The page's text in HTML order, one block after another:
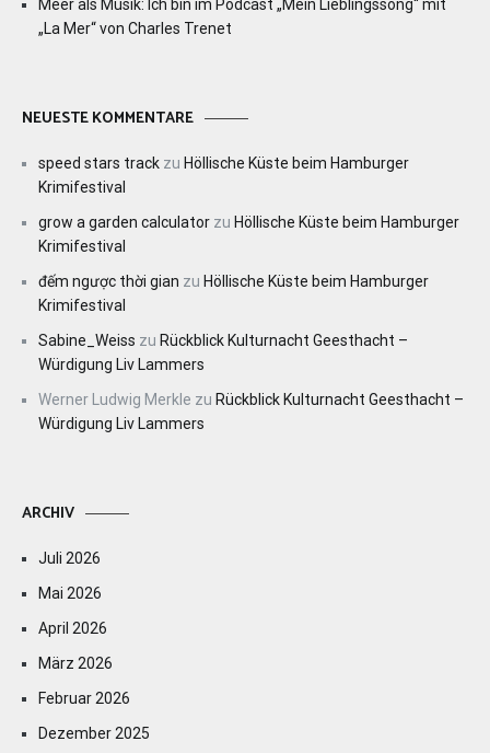
Meer als Musik: Ich bin im Podcast „Mein Lieblingssong“ mit
„La Mer“ von Charles Trenet
NEUESTE KOMMENTARE
speed stars track zu Höllische Küste beim Hamburger
Krimifestival
grow a garden calculator zu Höllische Küste beim Hamburger
Krimifestival
đếm ngược thời gian zu Höllische Küste beim Hamburger
Krimifestival
Sabine_Weiss zu Rückblick Kulturnacht Geesthacht –
Würdigung Liv Lammers
Werner Ludwig Merkle zu Rückblick Kulturnacht Geesthacht –
Würdigung Liv Lammers
ARCHIV
Juli 2026
Mai 2026
April 2026
März 2026
Februar 2026
Dezember 2025